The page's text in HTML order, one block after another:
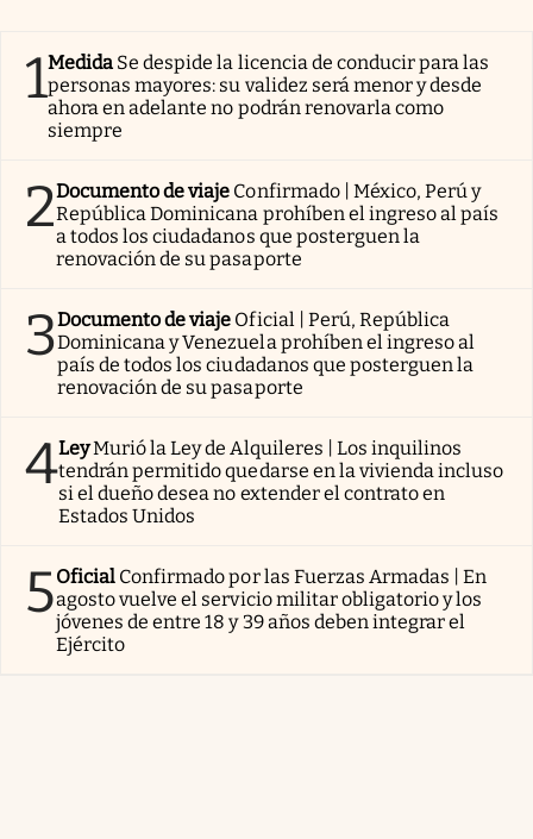
1Medida Se despide la licencia de conducir para las
personas mayores: su validez será menor y desde
ahora en adelante no podrán renovarla como
siempre
2Documento de viaje Confirmado | México, Perú y
República Dominicana prohíben el ingreso al país
a todos los ciudadanos que posterguen la
renovación de su pasaporte
3Documento de viaje Oficial | Perú, República
Dominicana y Venezuela prohíben el ingreso al
país de todos los ciudadanos que posterguen la
renovación de su pasaporte
4LeyMurió la Ley de Alquileres | Los inquilinos
tendrán permitido quedarse en la vivienda incluso
si el dueño desea no extender el contrato en
Estados Unidos
5Oficial Confirmado por las Fuerzas Armadas | En
agosto vuelve el servicio militar obligatorio y los
jóvenes de entre 18 y 39 años deben integrar el
Ejército